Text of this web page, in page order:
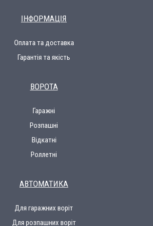
ІНФОРМАЦІЯ
Оплата та доставка
Гарантія та якість
ВОРОТА
Гаражні
Розпашні
Відкатні
Роллетні
АВТОМАТИКА
Для гаражних воріт
Для розпашних воріт